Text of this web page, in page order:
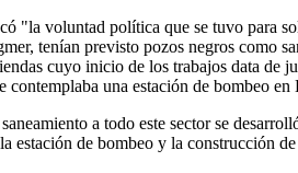
"la voluntad política que se tuvo para
tenían previsto pozos negros como
cuyo inicio de los trabajos data
contemplaba una estación de bombeo
a todo este sector se
estación de bombeo y la construcción